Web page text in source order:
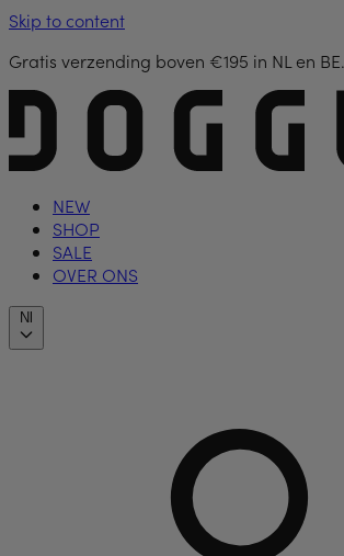
Skip to content
Gratis verzending boven €195 in NL en BE.
NEW
SHOP
SALE
OVER ONS
Nl